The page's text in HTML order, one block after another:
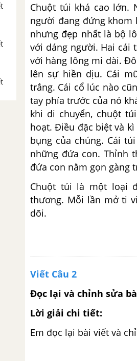
Chuột túi khá cao lớn.
người đang đứng khom
nhưng đẹp nhất là bộ
với dáng người. Hai cái
với hàng lông mi dài.
lên sự hiền dịu. Cái
trắng. Cái cổ lúc nào
tay phía trước của nó
khi di chuyển, chuột
hoạt. Điều đặc biệt và
bụng của chúng. Cái
những đứa con. Thỉnh
đứa con nằm gọn gàng
Chuột túi là một loại
thương. Mỗi lần mở ti
dõi.
Viết Câu 2
Đọc lại và chỉnh sửa
Lời giải chi tiết:
Em đọc lại bài viết và